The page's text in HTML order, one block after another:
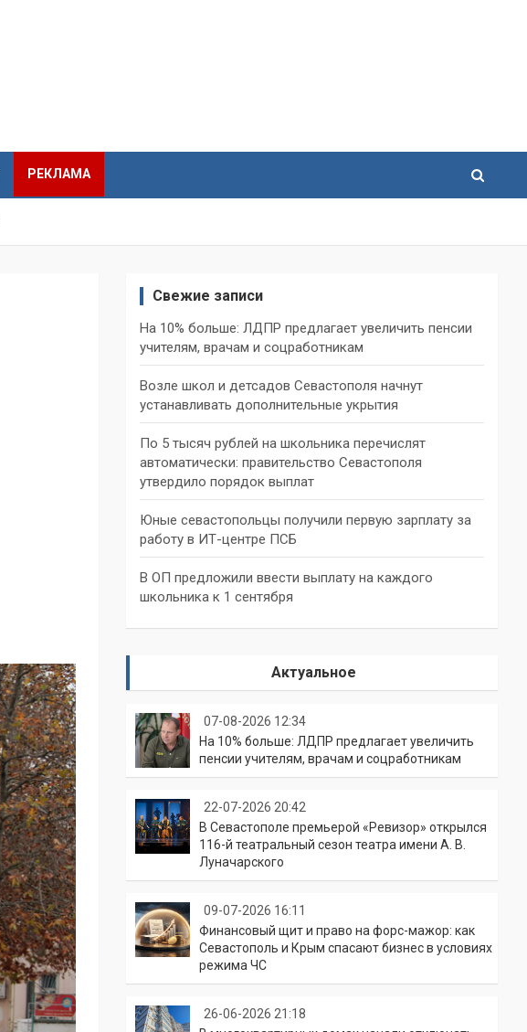
РЕКЛАМА
Свежие записи
На 10% больше: ЛДПР предлагает увеличить пенсии
учителям, врачам и соцработникам
Возле школ и детсадов Севастополя начнут
устанавливать дополнительные укрытия
По 5 тысяч рублей на школьника перечислят
автоматически: правительство Севастополя
утвердило порядок выплат
Юные севастопольцы получили первую зарплату за
работу в ИТ-центре ПСБ
В ОП предложили ввести выплату на каждого
школьника к 1 сентября
Актуальное
07-08-2026 12:34
На 10% больше: ЛДПР предлагает увеличить
пенсии учителям, врачам и соцработникам
22-07-2026 20:42
В Севастополе премьерой «Ревизор» открылся
116-й театральный сезон театра имени А. В.
Луначарского
09-07-2026 16:11
Финансовый щит и право на форс-мажор: как
Севастополь и Крым спасают бизнес в условиях
режима ЧС
26-06-2026 21:18